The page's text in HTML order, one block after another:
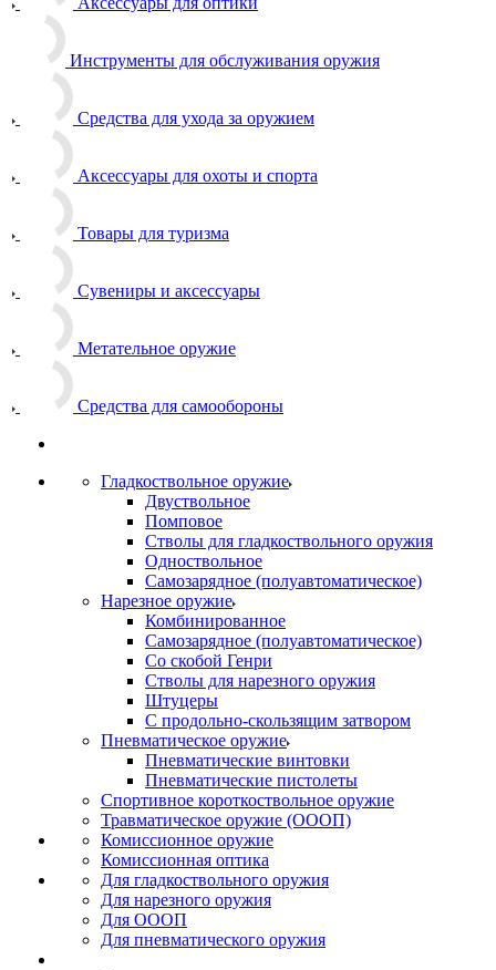
Инструменты для обслуживания оружия
Средства для ухода за оружием
Аксессуары для охоты и спорта
Товары для туризма
Сувениры и аксессуары
Метательное оружие
Средства для самообороны
Гладкоствольное оружие
Двуствольное
Помповое
Стволы для гладкоствольного оружия
Одноствольное
Самозарядное (полуавтоматическое)
Нарезное оружие
Комбинированное
Самозарядное (полуавтоматическое)
Со скобой Генри
Стволы для нарезного оружия
Штуцеры
С продольно-скользящим затвором
Пневматическое оружие
Пневматические винтовки
Пневматические пистолеты
Спортивное короткоствольное оружие
Травматическое оружие (ОООП)
Комиссионное оружие
Комиссионная оптика
Для гладкоствольного оружия
Для нарезного оружия
Для ОООП
Для пневматического оружия